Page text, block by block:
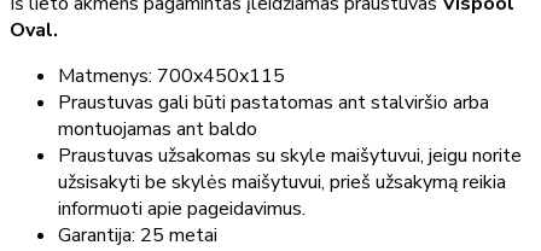
Oval.
Matmenys: 700x450x115
Praustuvas gali būti pastatomas ant stalviršio arba
montuojamas ant baldo
Praustuvas užsakomas su skyle maišytuvui, jeigu norite
užsisakyti be skylės maišytuvui, prieš užsakymą reikia
informuoti apie pageidavimus.
Garantija: 25 metai